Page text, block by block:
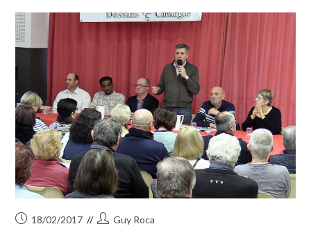
Publication
18/02/2017
Auteur/autrice
Guy Roca